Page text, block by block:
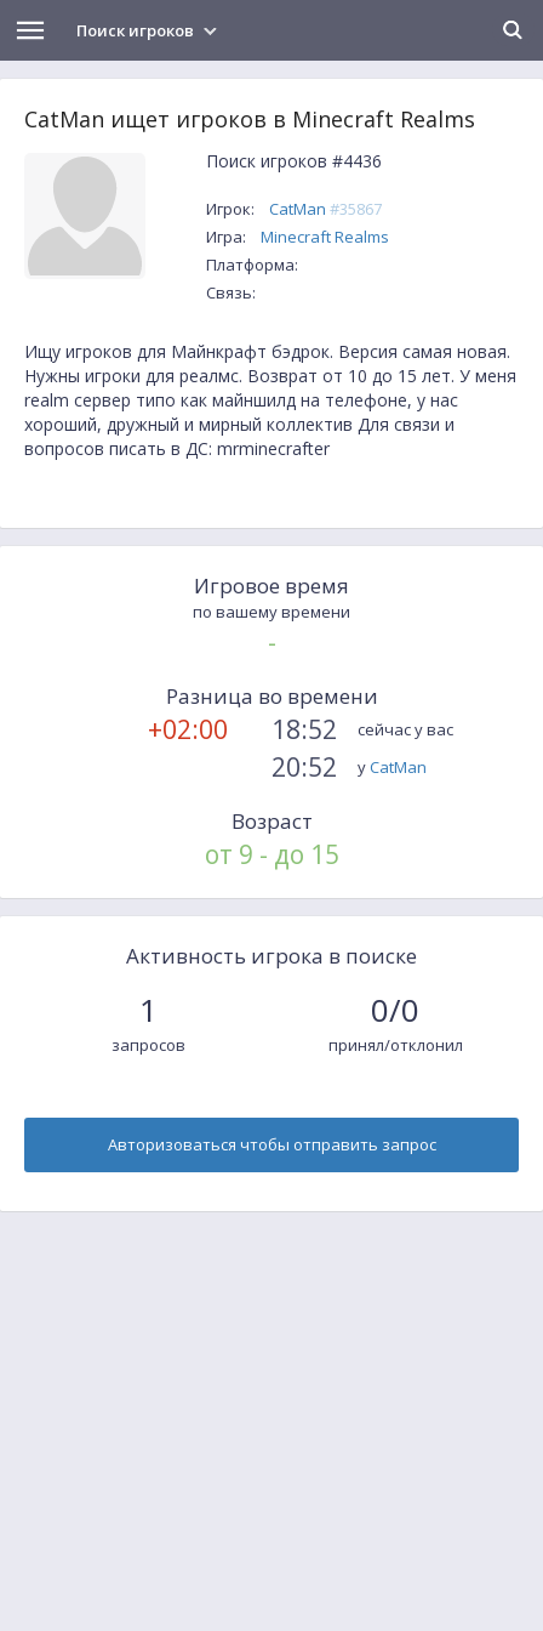
Поиск игроков
CatMan ищет игроков в Minecraft Realms
Поиск игроков #4436
Игрок: CatMan #35867
Игра:
Minecraft Realms
Платформа:
Связь:
Ищу игроков для Майнкрафт бэдрок. Версия самая новая.
Нужны игроки для реалмс. Возврат от 10 до 15 лет. У меня
realm сервер типо как майншилд на телефоне, у нас
хороший, дружный и мирный коллектив Для связи и
вопросов писать в ДС: mrminecrafter
Игровое время
по вашему времени
-
Разница во времени
+02:00 18:52 сейчас у вас
20:52 уCatMan
Возраст
от 9 - до 15
Активность игрока в поиске
1
запросов
0/0
принял/отклонил
Авторизоваться чтобы отправить запрос